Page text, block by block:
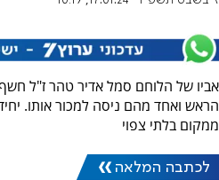
אביו של הלוחם סמל אדיר טהר ז"ל
הראש ואחד מהם ניסה למכור אותו.
ממקום בלתי צפוי
לכתבה המלאה